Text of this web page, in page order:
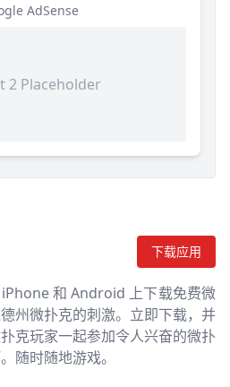
AdSense
2 Placeholder
下载应用
和 Android 上下载免费微
州微扑克的刺激。立即下载，并
克玩家一起参加令人兴奋的微扑
随时随地游戏。